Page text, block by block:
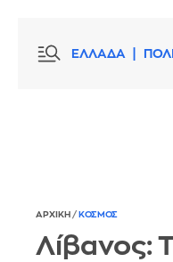
ΕΛΛΑΔΑ
ΑΡΧΙΚΗ / ΚΟΣΜΟΣ
Λίβανος: